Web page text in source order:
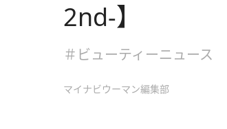
2nd-】
＃ビューティーニュース
マイナビウーマン編集部